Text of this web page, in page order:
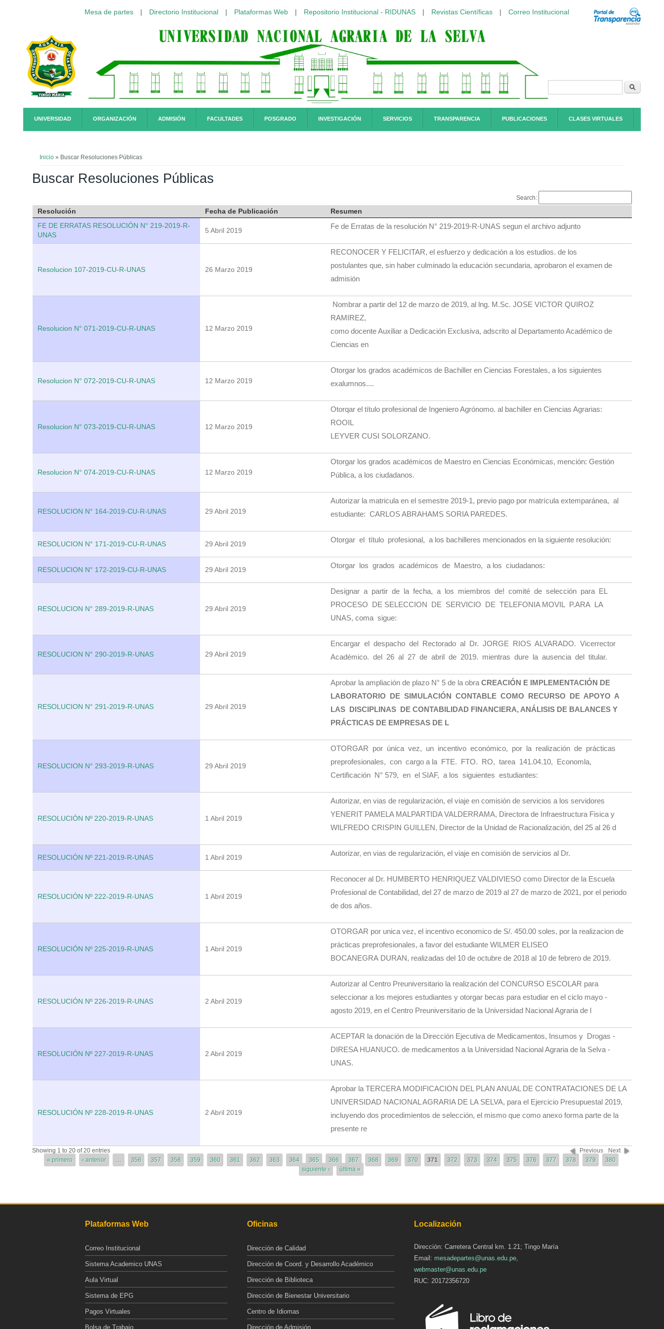
Mesa de partes | Directorio Institucional | Plataformas Web | Repositorio Institucional - RIDUNAS | Revistas Científicas | Correo Institucional
Formulario de
UNIVERSIDAD ORGANIZACIÓN ADMISIÓN FACULTADES POSGRADO INVESTIGACIÓN SERVICIOS TRANSPARENCIA PUBLICACIONES CLASES VIRTUALES
Inicio » Buscar Resoluciones Públicas
Buscar Resoluciones Públicas
Search:
Resolución Fecha de Publicación
Resumen
FE DE ERRATAS RESOLUCIÓN N° 219-2019-R-
UNAS
5 Abril 2019 Fe de Erratas de la resolución N° 219-2019-R-UNAS segun el archivo adjunto
Resolucion 107-2019-CU-R-UNAS 26 Marzo 2019
RECONOCER Y FELICITAR, el esfuerzo y dedicación a los estudios. de los
postulantes que, sin haber culminado la educación secundaria, aprobaron el examen de
admisión
Resolucion N° 071-2019-CU-R-UNAS 12 Marzo 2019
Nombrar a partir del 12 de marzo de 2019, al lng. M.Sc. JOSE VICTOR QUIROZ
RAMIREZ,
como docente Auxiliar a Dedicación Exclusiva, adscrito al Departamento Académico de
Ciencias en
Resolucion N° 072-2019-CU-R-UNAS 12 Marzo 2019
Otorgar los grados académicos de Bachiller en Ciencias Forestales, a los siguientes
exalumnos....
Resolucion N° 073-2019-CU-R-UNAS 12 Marzo 2019
Otorqar el título profesional de Ingeniero Agrónomo. al bachiller en Ciencias Agrarias:
ROOIL
LEYVER CUSI SOLORZANO.
Resolucion N° 074-2019-CU-R-UNAS 12 Marzo 2019
Otorgar los grados académicos de Maestro en Ciencias Económicas, mención: Gestión
Pública, a los ciudadanos.
RESOLUCION N° 164-2019-CU-R-UNAS 29 Abril 2019
Autorizar la matricula en el semestre 2019-1, previo pago por matrícula extemparánea, al
estudiante: CARLOS ABRAHAMS SORIA PAREDES.
RESOLUCION N° 171-2019-CU-R-UNAS 29 Abril 2019 Otorgar el título profesional, a los bachilleres mencionados en la siguiente resolución:
RESOLUCION N° 172-2019-CU-R-UNAS 29 Abril 2019 Otorgar los grados académicos de Maestro, a los ciudadanos:
RESOLUCION N° 289-2019-R-UNAS 29 Abril 2019
Designar a partir de la fecha, a los miembros de! comité de selección para EL
PROCESO DE SELECCION DE SERVICIO DE TELEFONIA MOVIL P.ARA LA
UNAS, coma sigue:
RESOLUCION N° 290-2019-R-UNAS 29 Abril 2019
Encargar el despacho del Rectorado al Dr. JORGE RIOS ALVARADO. Vicerrector
Académico. del 26 al 27 de abril de 2019. mientras dure la ausencia del titular.
RESOLUCION N° 291-2019-R-UNAS 29 Abril 2019
Aprobar la ampliación de plazo N° 5 de la obra CREACIÓN E IMPLEMENTACIÓN DE
LABORATORIO DE SIMULACIÓN CONTABLE COMO RECURSO DE APOYO A
LAS DISCIPLINAS DE CONTABILIDAD FINANCIERA, ANÁLISIS DE BALANCES Y
PRÁCTICAS DE EMPRESAS DE L
RESOLUCION N° 293-2019-R-UNAS 29 Abril 2019
OTORGAR por única vez, un incentivo económico, por la realización de prácticas
preprofesionales, con cargo a la FTE. FTO. RO, tarea 141.04.10, Economla,
Certificación N° 579, en el SIAF, a los siguientes estudiantes:
RESOLUCIÓN Nº 220-2019-R-UNAS 1 Abril 2019
Autorizar, en vias de regularización, el viaje en comisión de servicios a los servidores
YENERIT PAMELA MALPARTIDA VALDERRAMA, Directora de Infraestructura Fisica y
WILFREDO CRISPIN GUILLEN, Director de la Unidad de Racionalización, del 25 al 26 d
RESOLUCIÓN Nº 221-2019-R-UNAS 1 Abril 2019 Autorizar, en vias de regularización, el viaje en comisión de servicios al Dr.
RESOLUCIÓN Nº 222-2019-R-UNAS 1 Abril 2019
Reconocer al Dr. HUMBERTO HENRIQUEZ VALDIVIESO como Director de la Escuela
Profesional de Contabilidad, del 27 de marzo de 2019 al 27 de marzo de 2021, por el periodo
de dos años.
RESOLUCIÓN Nº 225-2019-R-UNAS 1 Abril 2019
OTORGAR por unica vez, el incentivo economico de S/. 450.00 soles, por la realizacion de
prácticas preprofesionales, a favor del estudiante WILMER ELISEO
BOCANEGRA DURAN, realizadas del 10 de octubre de 2018 al 10 de febrero de 2019.
RESOLUCIÓN Nº 226-2019-R-UNAS 2 Abril 2019
Autorizar al Centro Preuniversitario la realización del CONCURSO ESCOLAR para
seleccionar a los mejores estudiantes y otorgar becas para estudiar en el ciclo mayo -
agosto 2019, en el Centro Preuniversitario de la Universidad Nacional Agraria de l
RESOLUCIÓN Nº 227-2019-R-UNAS 2 Abril 2019
ACEPTAR la donación de la Dirección Ejecutiva de Medicamentos, Insumos y Drogas -
DIRESA HUANUCO. de medicamentos a la Universidad Nacional Agraria de la Selva -
UNAS.
RESOLUCIÓN Nº 228-2019-R-UNAS 2 Abril 2019
Aprobar la TERCERA MODIFICACION DEL PLAN ANUAL DE CONTRATACIONES DE LA
UNIVERSIDAD NACIONAL AGRARIA DE LA SELVA, para el Ejercicio Presupuestal 2019,
incluyendo dos procedimientos de selección, el mismo que como anexo forma parte de la
presente re
Showing 1 to 20 of 20 entries Previous Next
Páginas
« primero ‹ anterior 356 357 358 359 360 361 362 363 364 365 366 367 368 369 370 371 372 373 374 375 376 377 378 379
380
siguiente ›
última »
Plataformas Web
Correo Institucional
Sistema Academico UNAS
Aula Virtual
Sistema de EPG
Pagos Virtuales
Bolsa de Trabajo
Oficinas
Dirección de Calidad
Dirección de Coord. y Desarrollo Académico
Dirección de Biblioteca
Dirección de Bienestar Universitario
Centro de Idiomas
Dirección de Admisión
Localización
Dirección: Carretera Central km. 1.21; Tingo María
Email: mesadepartes@unas.edu.pe,
webmaster@unas.edu.pe
RUC: 20172356720